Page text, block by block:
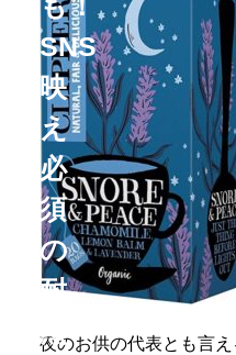
夜のお供の代表とも言
SNS
映
え
必
須
の
耐
熱